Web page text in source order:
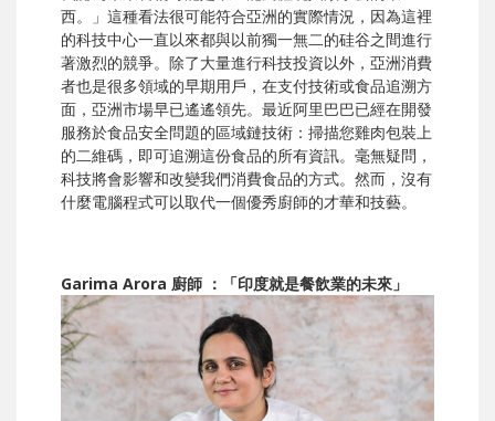
西。」這種看法很可能符合亞洲的實際情況，因為這裡
的科技中心一直以來都與以前獨一無二的硅谷之間進行
著激烈的競爭。除了大量進行科技投資以外，亞洲消費
者也是很多領域的早期用戶，在支付技術或食品追溯方
面，亞洲市場早已遙遙領先。最近阿里巴巴已經在開發
服務於食品安全問題的區域鏈技術：掃描您雞肉包裝上
的二維碼，即可追溯這份食品的所有資訊。毫無疑問，
科技將會影響和改變我們消費食品的方式。然而，沒有
什麼電腦程式可以取代一個優秀廚師的才華和技藝。
Garima Arora 廚師 ：「印度就是餐飲業的未來」